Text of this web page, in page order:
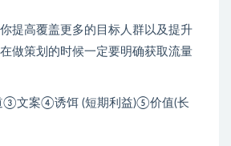
提高覆盖更多的目标人群以及提升
做策划的时候一定要明确获取流量
文案④诱饵 (短期利益)⑤价值(长